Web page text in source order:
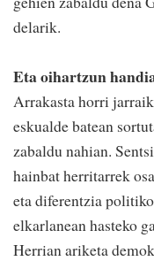
delarik.
Eta oihartzun
Arrakasta horri
eskualde batean
zabaldu nahian.
hainbat herritarrek
eta diferentzia
elkarlanean hasteko
Herrian ariketa